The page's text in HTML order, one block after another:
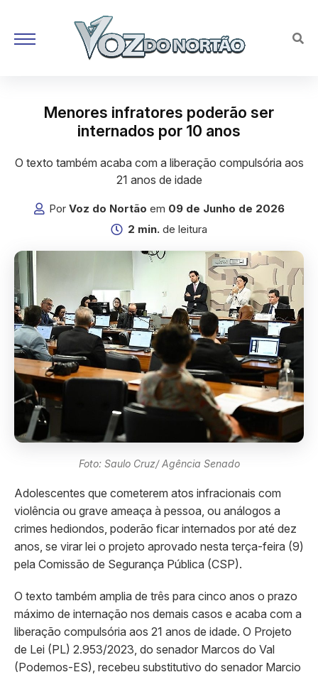
Menores infratores poderão ser
internados por 10 anos
O texto também acaba com a liberação compulsória aos
21 anos de idade
Por Voz do Nortão em 09 de Junho de 2026
2 min. de leitura
Foto: Saulo Cruz/ Agência Senado
Adolescentes que cometerem atos infracionais com
violência ou grave ameaça à pessoa, ou análogos a
crimes hediondos, poderão ficar internados por até dez
anos, se virar lei o projeto aprovado nesta terça-feira (9)
pela Comissão de Segurança Pública (CSP).
O texto também amplia de três para cinco anos o prazo
máximo de internação nos demais casos e acaba com a
liberação compulsória aos 21 anos de idade. O Projeto
de Lei (PL) 2.953/2023, do senador Marcos do Val
(Podemos-ES), recebeu substitutivo do senador Marcio